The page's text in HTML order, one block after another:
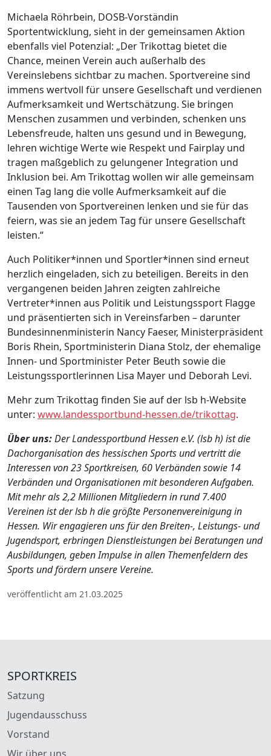
Michaela Röhrbein, DOSB-Vorständin
Sportentwicklung, sieht in der gemeinsamen Aktion
ebenfalls viel Potenzial: „Der Trikottag bietet die
Chance, meinen Verein auch außerhalb des
Vereinslebens sichtbar zu machen. Sportvereine sind
immens wertvoll für unsere Gesellschaft und verdienen
Aufmerksamkeit und Wertschätzung. Sie bringen
Menschen zusammen und verbinden, schenken uns
Lebensfreude, halten uns gesund und in Bewegung,
lehren wichtige Werte wie Respekt und Fairplay und
tragen maßgeblich zu gelungener Integration und
Inklusion bei. Am Trikottag wollen wir alle gemeinsam
einen Tag lang die volle Aufmerksamkeit auf die
Tausenden von Sportvereinen lenken und sie für das
feiern, was sie an jedem Tag für unsere Gesellschaft
leisten.“
Auch Politiker*innen und Sportler*innen sind erneut
herzlich eingeladen, sich zu beteiligen. Bereits in den
vergangenen beiden Jahren zeigten zahlreiche
Vertreter*innen aus Politik und Leistungssport Flagge
und präsentierten sich in Vereinsfarben – darunter
Bundesinnenministerin Nancy Faeser, Ministerpräsident
Boris Rhein, Sportministerin Diana Stolz, der ehemalige
Innen- und Sportminister Peter Beuth sowie die
Leistungssportlerinnen Lisa Mayer und Deborah Levi.
Mehr zum Trikottag finden Sie auf der lsb h-Website
unter: www.landessportbund-hessen.de/trikottag.
Über uns:Der Landessportbund Hessen e.V. (lsb h) ist die
Dachorganisation des hessischen Sports und vertritt die
Interessen von 23 Sportkreisen, 60 Verbänden sowie 14
Verbänden und Organisationen mit besonderen Aufgaben.
Mit mehr als 2,2 Millionen Mitgliedern in rund 7.400
Vereinen ist der lsb h die größte Personenvereinigung in
Hessen. Wir engagieren uns für den Breiten-, Leistungs- und
Jugendsport, erbringen Dienstleistungen bei Beratungen und
Ausbildungen, geben Impulse in allen Themenfeldern des
Sports und fördern unsere Vereine.
veröffentlicht am 21.03.2025
SPORTKREIS
Satzung
Jugendausschuss
Vorstand